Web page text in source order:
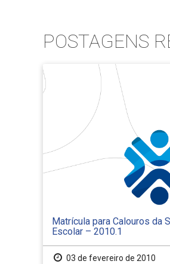
POSTAGENS
Matrícula para Calouros da
Escolar – 2010.1
03 de fevereiro de 2010